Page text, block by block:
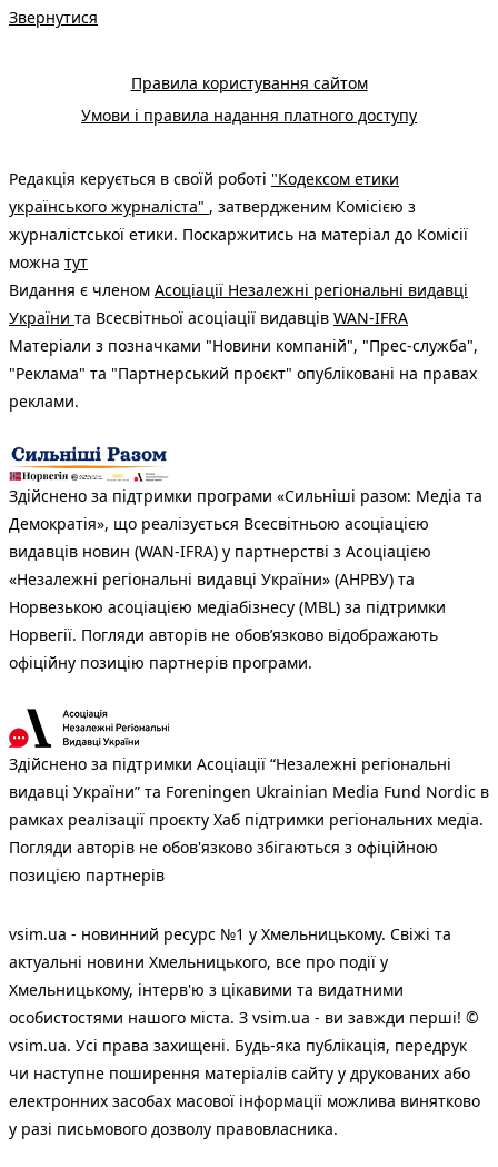
Звернутися
Правила користування сайтом
Умови і правила надання платного доступу
Редакція керується в своїй роботі "Кодексом етики
українського журналіста" , затвердженим Комісією з
журналістської етики. Поскаржитись на матеріал до Комісії
можна тут
Видання є членом Асоціації Незалежні регіональні видавці
України та Всесвітньої асоціації видавців WAN-IFRA
Матеріали з позначками "Новини компаній", "Прес-служба",
"Реклама" та "Партнерський проєкт" опубліковані на правах
реклами.
Здійснено за підтримки програми «Сильніші разом: Медіа та
Демократія», що реалізується Всесвітньою асоціацією
видавців новин (WAN-IFRA) у партнерстві з Асоціацією
«Незалежні регіональні видавці України» (АНРВУ) та
Норвезькою асоціацією медіабізнесу (MBL) за підтримки
Норвегії. Погляди авторів не обов’язково відображають
офіційну позицію партнерів програми.
Здійснено за підтримки Асоціації “Незалежні регіональні
видавці України” та Foreningen Ukrainian Media Fund Nordic в
рамках реалізації проєкту Хаб підтримки регіональних медіа.
Погляди авторів не обов'язково збігаються з офіційною
позицією партнерів
vsim.ua - новинний ресурс №1 у Хмельницькому. Свіжі та
актуальні новини Хмельницького, все про події у
Хмельницькому, інтерв'ю з цікавими та видатними
особистостями нашого міста. З vsim.ua - ви завжди перші! ©
vsim.ua. Усі права захищені. Будь-яка публiкацiя, передрук
чи наступне поширення матеріалів сайту у друкованих або
електронних засобах масової інформації можлива винятково
у разі письмового дозволу правовласника.